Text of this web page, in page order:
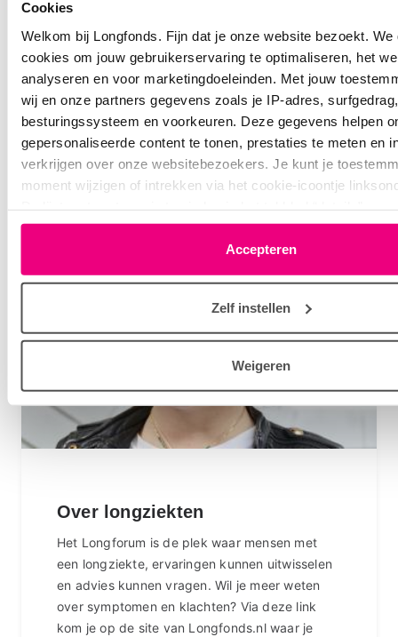
Cookies
Welkom bij Longfonds. Fijn dat je onze website bezoekt. We
cookies om jouw gebruikerservaring te optimaliseren, het
analyseren en voor marketingdoeleinden. Met jouw
wij en onze partners gegevens zoals je IP-adres, surfgedrag,
besturingssysteem en voorkeuren. Deze gegevens helpen
gepersonaliseerde content te tonen, prestaties te meten en
verkrijgen over onze websitebezoekers. Je kunt je
moment wijzigen of intrekken via het cookie-icoontje
Accepteren
Zelf instellen
Weigeren
Lees hier de persoonlijke verhalen van
medeforumleden Gert, Agatha, Frans,Dyenne
en Marieke.
Ze beschrijven wat ze in hun dagelijks leven
meemaken, waar ze door hun longziekte
tegenaan lopen en vertellen over de leuke en
minder leuke momenten in hun behandeling.
Lees meer
Over longziekten
Het Longforum is de plek waar mensen met
een longziekte, ervaringen kunnen uitwisselen
en advies kunnen vragen. Wil je meer weten
over symptomen en klachten? Via deze link
kom je op de site van Longfonds.nl waar je